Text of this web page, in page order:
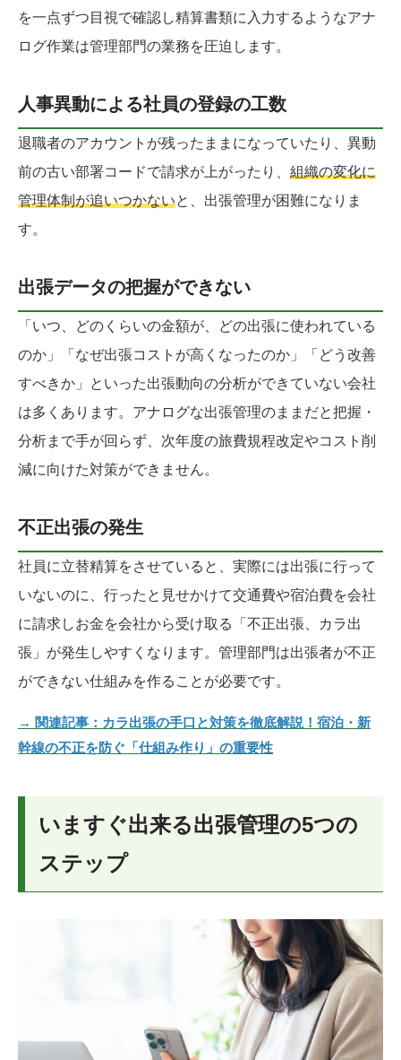
を一点ずつ目視で確認し精算書類に入力するようなアナ
ログ作業は管理部門の業務を圧迫します。
人事異動による社員の登録の工数
退職者のアカウントが残ったままになっていたり、異動
前の古い部署コードで請求が上がったり、 組織の変化に
管理体制が追いつかないと、出張管理が困難になりま
す。
出張データの把握ができない
「いつ、どのくらいの金額が、どの出張に使われている
のか」「なぜ出張コストが高くなったのか」「どう改善
すべきか」といった出張動向の分析ができていない会社
は多くあります。アナログな出張管理のままだと把握・
分析まで手が回らず、次年度の旅費規程改定やコスト削
減に向けた対策ができません。
不正出張の発生
社員に立替精算をさせていると、実際には出張に行って
いないのに、行ったと見せかけて交通費や宿泊費を会社
に請求しお金を会社から受け取る「不正出張、カラ出
張」が発生しやすくなります。管理部門は出張者が不正
ができない仕組みを作ることが必要です。
→ 関連記事：カラ出張の手口と対策を徹底解説！宿泊・新
幹線の不正を防ぐ「仕組み作り」の重要性
いますぐ出来る出張管理の5つの
ステップ